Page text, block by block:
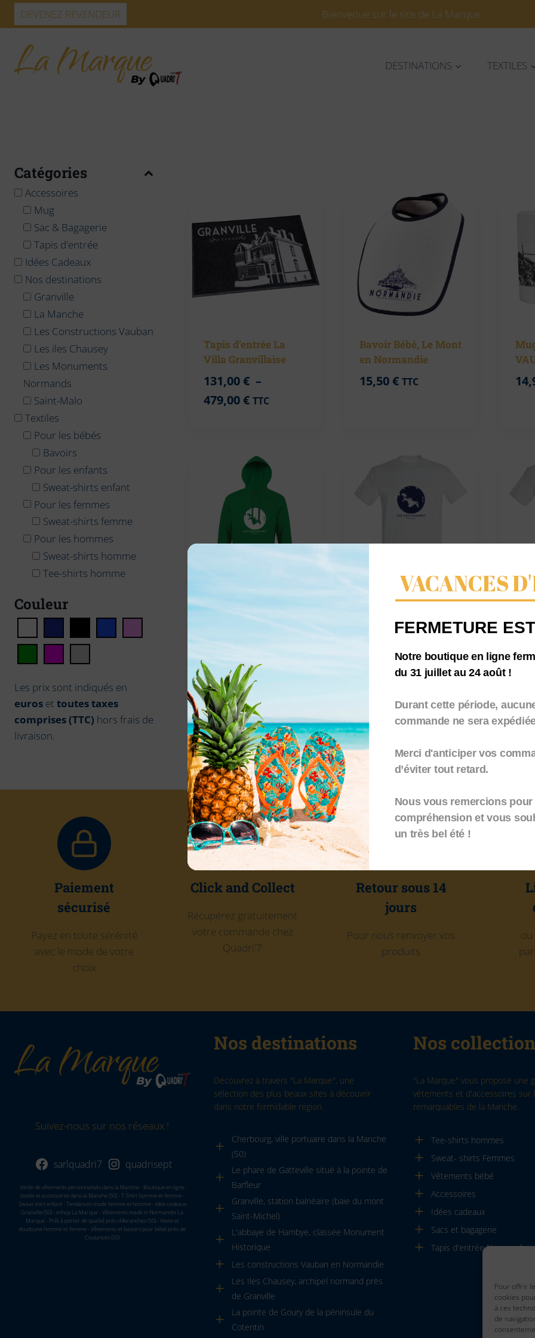
Pour offrir
cookies
à ces
de
Skip DEVENEZ REVENDEUR Bienvenue sur le site de La Marque
DESTINATIONS TEXTILES
Tapis d’entrée La
Villa Granvillaise
131,00€ –
479,00€Plage
131,00 €
479,00 €
TTC
Bavoir Bébé, Le Mont
en Normandie
15,50€ TTC
SWEAT-SHIRT À
CAPUCHE – Les Iles
71,00
Tee-shirt homme col
rond – Carte de
Chausey
€ TTC
Catégories
Accessoires
Mug
Sac & Bagagerie
Tapis d'entrée
Idées Cadeaux
Nos destinations
Granville
La Manche
Les Constructions Vauban
Les iles Chausey
Les Monuments
Normands
Saint-Malo
Textiles
Pour les bébés
Bavoirs
Pour les enfants
Sweat-shirts enfant
Pour les femmes
Sweat-shirts femme
Pour les hommes
Sweat-shirts homme
Tee-shirts homme
Couleur
Les prix sont indiqués en
euros et toutes taxes
comprises (TTC) hors frais de
livraison.
Paiement
sécurisé
Payez en toute sérénité
avec le mode de votre
choix
Click and Collect
Récupérez gratuitement
votre commande chez
Quadri'7
Retour sous 14
jours
Pour nous renvoyer vos
produits
Suivez-nous sur nos réseaux !
sarlquadri7 quadrisept
Vente de vêtements personnalisés dans la Manche - Boutique en ligne
textile et accessoires dans la Manvhe (50) - T-Shirt homme et femme -
Sweat shirt enfant - Tendances mode femme et homme - Idée cadeaux
Granville (50) - eshop La Marque - Vêtements made in Normandie La
Marque - Prêt à porter de qualité près d'Avranches (50) - Veste et
doudoune homme et femme - Vêtements et bavoirs pour bébé près de
Coutances (50)
Nos destinations
Découvrez à travers "La Marque", une
sélection des plus beaux sites à découvrir
dans notre formidable région.
Cherbourg, ville portuaire dans la Manche
(50)
Le phare de Gatteville situé à la pointe de
Barfleur
Granville, station balnéaire (baie du mont
Saint-Michel)
L'abbaye de Hambye, classée Monument
Historique
Les constructions Vauban en Normandie
Les Iles Chausey, archipel normand près
de Granville
La pointe de Goury de la péninsule du
Cotentin
Nos
"La Marque" vous propose une
vêtements et d'accessoires sur
remarquables de la Manche.
Tee-shirts hommes
Sweat- shirts Femmes
Vêtements bébé
Accessoires
Idées cadeaux
Sacs et bagagerie
Tapis d'entrée Normandie
VACANCES
Notre boutique en ligne
du 31 juillet au 24 août !
Durant cette période,
commande ne sera
Merci d'anticiper vos
d’éviter tout retard.
Nous vous remercions
compréhension et vous
un très bel été !
FERMETURE